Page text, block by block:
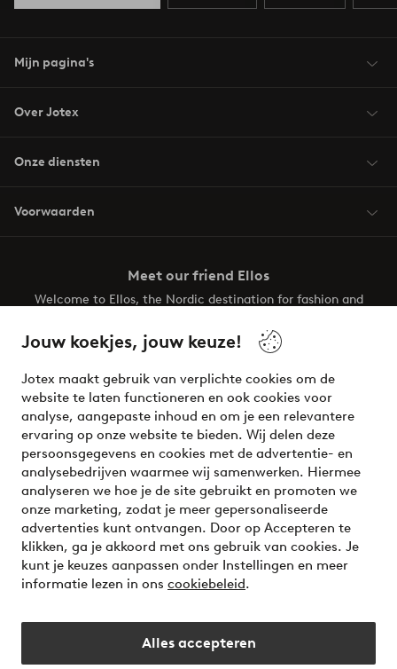
Jouw koekjes, jouw keuze!
Jotex maakt gebruik van verplichte cookies om de
website te laten functioneren en ook cookies voor
analyse, aangepaste inhoud en om je een relevantere
ervaring op onze website te bieden. Wij delen deze
persoonsgegevens en cookies met de advertentie- en
analysebedrijven waarmee wij samenwerken. Hiermee
analyseren we hoe je de site gebruikt en promoten we
onze marketing, zodat je meer gepersonaliseerde
advertenties kunt ontvangen. Door op Accepteren te
klikken, ga je akkoord met ons gebruik van cookies. Je
kunt je keuzes aanpassen onder Instellingen en meer
informatie lezen in ons cookiebeleid.
Alles accepteren
Mijn pagina's
Over Jotex
Onze diensten
Voorwaarden
Meet our friend Ellos
Welcome to Ellos, the Nordic destination for fashion and
your wardrobe. Your next inspiring look is here!
Veilig betalen - Nu betalen of opsplitsen
Wil je meer weten over onze betaalopties?